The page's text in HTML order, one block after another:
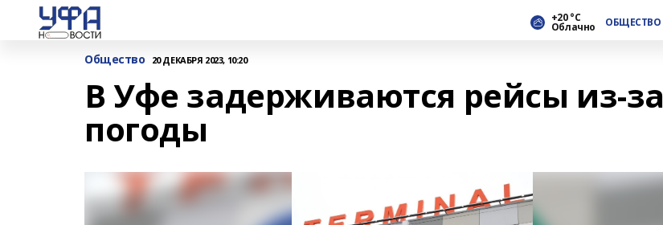
+20 °С
Облачно ОБЩЕСТВО
Общество 20 ДЕКАБРЯ 2023, 10:20
В Уфе задерживаются рейсы из-за
погоды